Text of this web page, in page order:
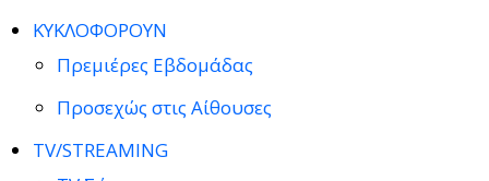
ΚΥΚΛΟΦΟΡΟΥΝ
Πρεμιέρες Εβδομάδας
Προσεχώς στις Αίθουσες
TV/STREAMING